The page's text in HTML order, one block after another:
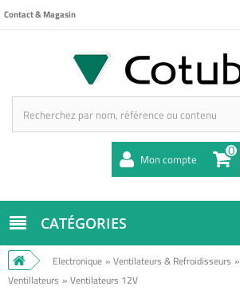
Contact & Magasin
Mon compte 0
CATÉGORIES
Electronique » Ventilateurs & Refroidisseurs »
Ventillateurs » Ventilateurs 12V